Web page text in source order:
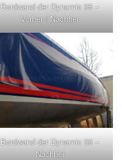
Bordwand der Dynamic 35 –
Vorher / Nachher
Bordwand der Dynamic 35 –
Nachher